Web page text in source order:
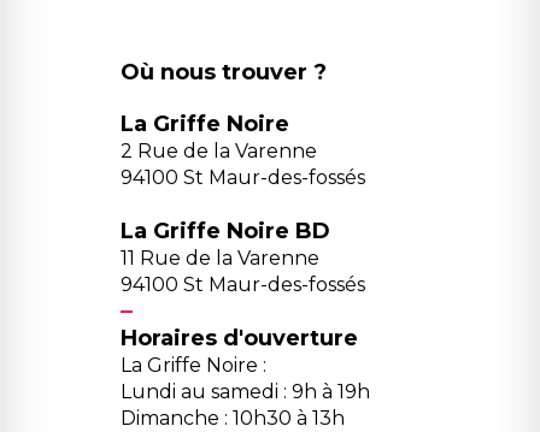
Où nous trouver ?
La Griffe Noire
2 Rue de la Varenne
94100 St Maur-des-fossés
La Griffe Noire BD
11 Rue de la Varenne
94100 St Maur-des-fossés
Horaires d'ouverture
La Griffe Noire :
Lundi au samedi : 9h à 19h
Dimanche : 10h30 à 13h